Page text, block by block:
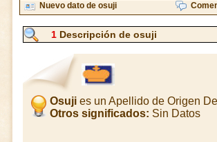
Nuevo dato de osuji
1 Descripción de osuji
Osujies un Apellido de Origen
Otros significados: Sin Datos